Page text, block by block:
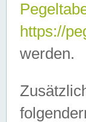
https://
werden.